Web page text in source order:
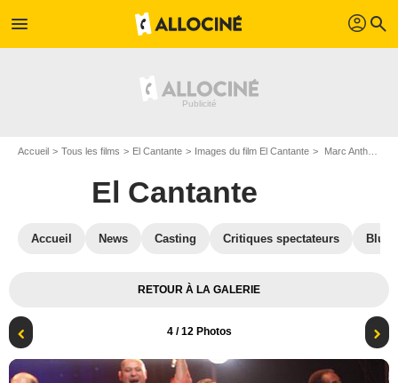
menu profil search
Accueil Tous les films El Cantante Images du film El Cantante Marc Anthony
El Cantante
Accueil News Casting Critiques spectateurs Blu-
RETOUR À LA GALERIE
4/ 12 Photos